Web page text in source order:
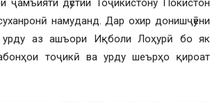
ҷамъияти дӯстии Тоҷикистону Покистон
намуданд. Дар охир донишҷӯёни
урду аз ашъори Иқболи Лоҳурӣ бо як
тоҷикӣ ва урду шеърҳо қироат